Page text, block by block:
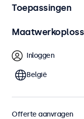
Monitoren van 7
Professionele
commercieel
videoaansluitingen
ze naadloos te
Filter (0)
Toepassingen
Inloggen
België
Offerte aanvragen